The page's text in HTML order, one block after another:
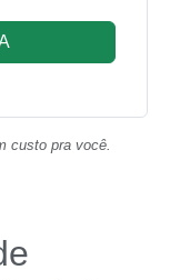
custo pra você.